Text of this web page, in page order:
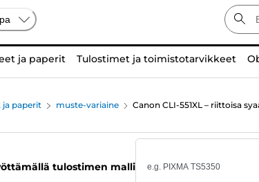
ja paperit Tulostimet ja toimistotarvikkeet
ja paperit muste-variaine Canon CLI-551XL – riittoisa
tulostimen malli